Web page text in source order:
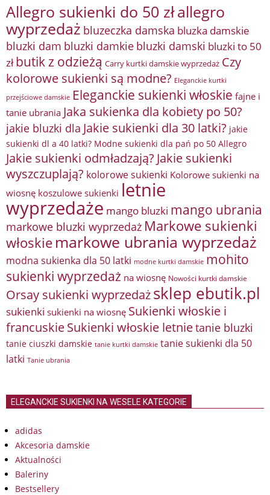
Allegro sukienki do 50 złallegro
wyprzedaż bluzeczka damska bluzka damskie
bluzki dam bluzki damkie bluzki damski bluzki to 50
zł butik z odzieżą Carry kurtki damskie wyprzedaż Czy
kolorowe sukienki są modne? Eleganckie kurtki
przejściowe damskie Eleganckie sukienki włoskie fajne i
tanie ubrania Jaka sukienka dla kobiety po 50?
jakie bluzki dla Jakie sukienki dla 30 latki? jakie
sukienki dl a 40 latki? Modne sukienki dla pań po 50 Allegro
Jakie sukienki odmładzają? Jakie sukienki
wyszczuplają? kolorowe sukienki Kolorowe sukienki na
wiosnę koszulowe sukienki letnie
wyprzedaże mango bluzki mango ubrania
markowe bluzki wyprzedaż Markowe sukienki
włoskie markowe ubrania wyprzedaż
modna sukienka dla 50 latki modne kurtki damskie mohito
sukienki wyprzedaż na wiosnę Nowości kurtki damskie
Orsay sukienki wyprzedażsklep ebutik.pl
sukienki sukienki na wiosnę Sukienki włoskie i
francuskieSukienki włoskie letnietanie bluzki
tanie ciuszki damskie tanie kurtki damskie tanie sukienki dla 50
latki Tanie ubrania
ELEGANCKIE SUKIENKI NA WESELE KATEGORIE
adidas
Akcesoria damskie
Aktualności
Baleriny
Bestsellery